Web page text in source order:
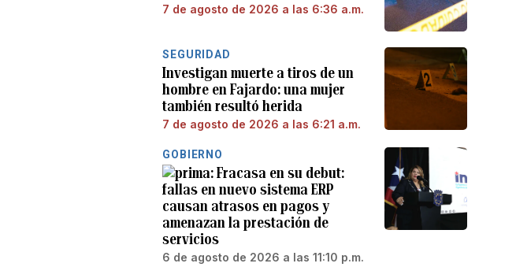
7 de agosto de 2026 a las 6:36 a.m.
SEGURIDAD
Investigan muerte a tiros de un
hombre en Fajardo: una mujer
también resultó herida
7 de agosto de 2026 a las 6:21 a.m.
GOBIERNO
Fracasa en su debut:
fallas en nuevo sistema ERP
causan atrasos en pagos y
amenazan la prestación de
servicios
6 de agosto de 2026 a las 11:10 p.m.